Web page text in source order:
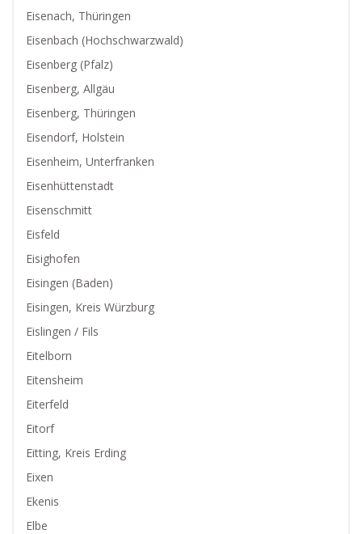
Eisenach, Thüringen
Eisenbach (Hochschwarzwald)
Eisenberg (Pfalz)
Eisenberg, Allgäu
Eisenberg, Thüringen
Eisendorf, Holstein
Eisenheim, Unterfranken
Eisenhüttenstadt
Eisenschmitt
Eisfeld
Eisighofen
Eisingen (Baden)
Eisingen, Kreis Würzburg
Eislingen / Fils
Eitelborn
Eitensheim
Eiterfeld
Eitorf
Eitting, Kreis Erding
Eixen
Ekenis
Elbe